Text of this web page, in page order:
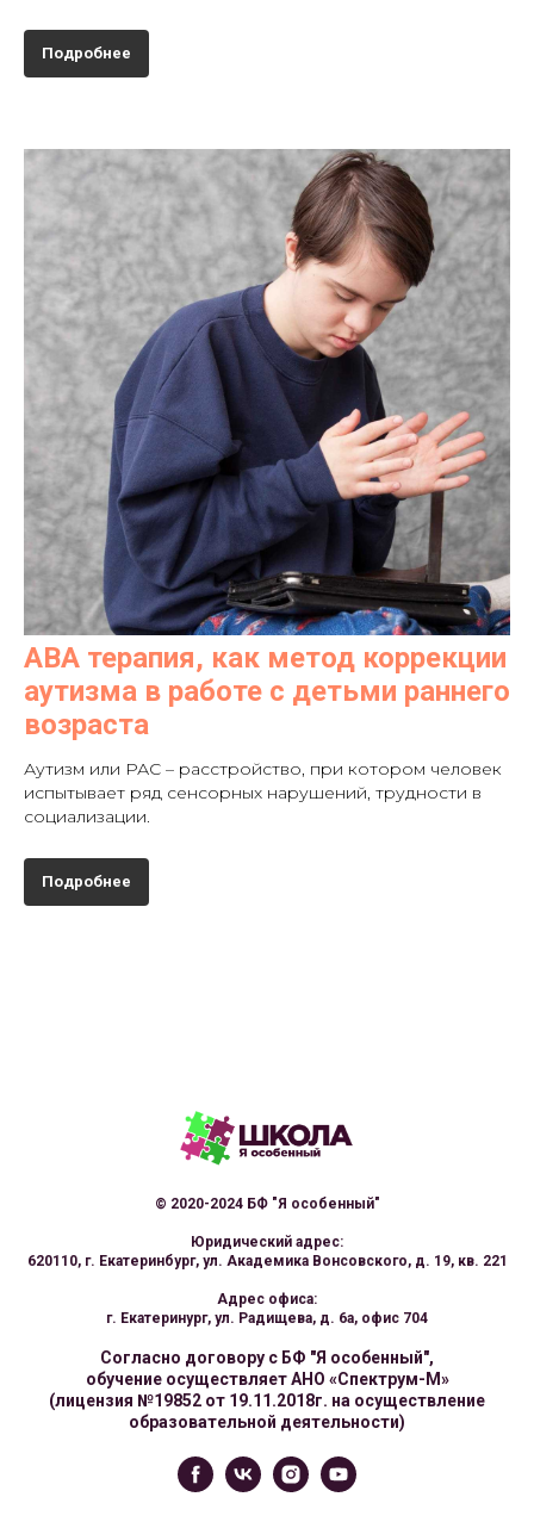
Подробнее
АВА терапия, как метод коррекции
аутизма в работе с детьми раннего
возраста
Аутизм или РАС – расстройство, при котором человек
испытывает ряд сенсорных нарушений, трудности в
социализации.
Подробнее
© 2020-2024 БФ "Я особенный"
Юридический адрес:
620110, г. Екатеринбург, ул. Академика Вонсовского, д. 19, кв. 221
Адрес офиса:
г. Екатеринург, ул. Радищева, д. 6а, офис 704
Согласно договору с БФ "Я особенный",
обучение осуществляет АНО «Спектрум-М»
(лицензия №19852 от 19.11.2018г. на осуществление
образовательной деятельности)